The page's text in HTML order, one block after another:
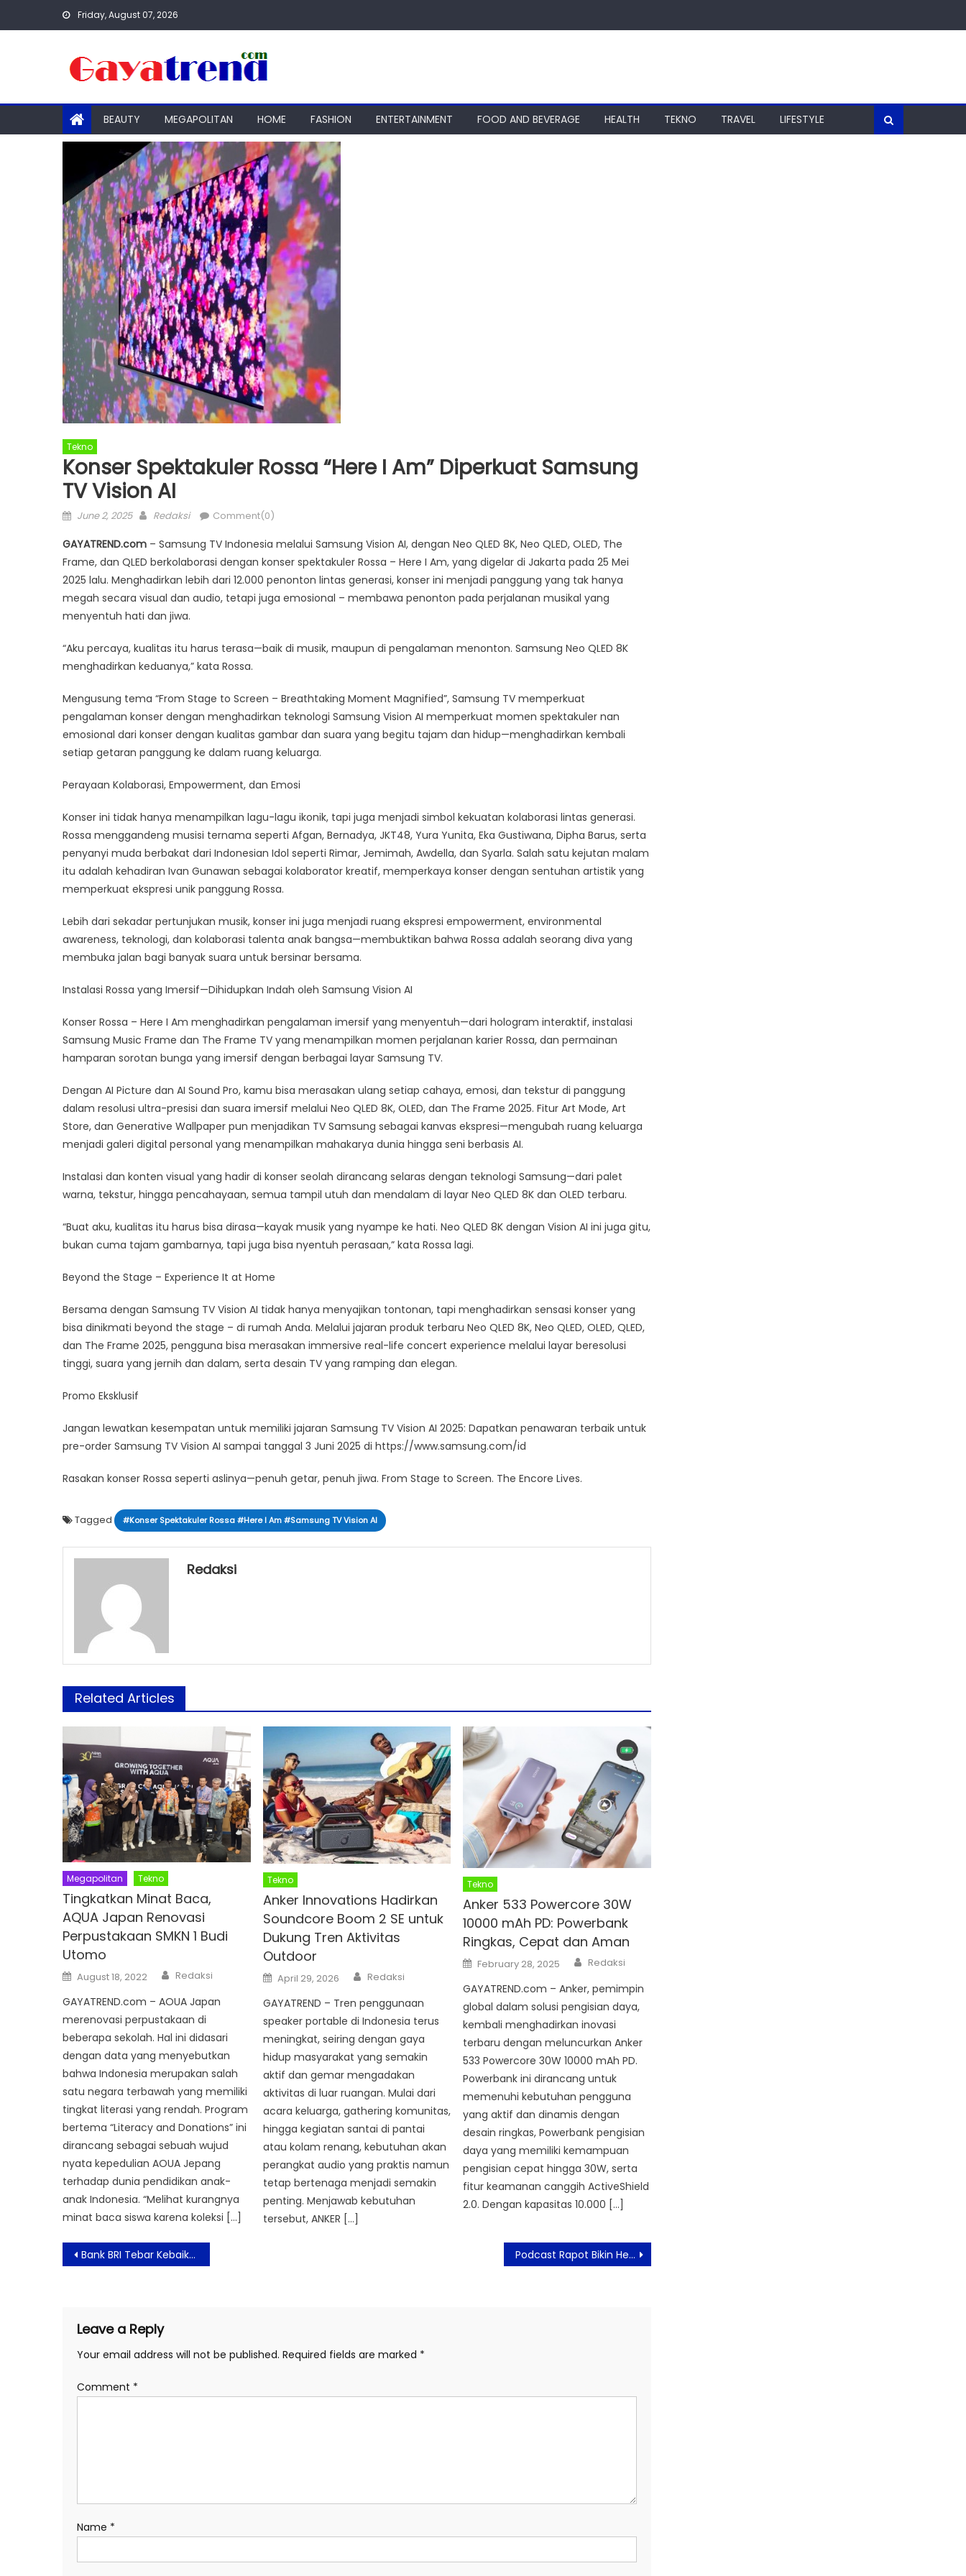
Friday, August 07, 2026
BEAUTY MEGAPOLITAN HOME FASHION ENTERTAINMENT FOOD AND BEVERAGE HEALTH TEKNO TRAVEL LIFESTYLE
Tekno
Konser Spektakuler Rossa “Here I Am” Diperkuat Samsung
TV Vision AI
Posted
June 2, 2025 Author
Redaksi Comment(0)
GAYATREND.com – Samsung TV Indonesia melalui Samsung Vision AI, dengan Neo QLED 8K, Neo QLED, OLED, The
Frame, dan QLED berkolaborasi dengan konser spektakuler Rossa – Here I Am, yang digelar di Jakarta pada 25 Mei
2025 lalu. Menghadirkan lebih dari 12.000 penonton lintas generasi, konser ini menjadi panggung yang tak hanya
megah secara visual dan audio, tetapi juga emosional – membawa penonton pada perjalanan musikal yang
menyentuh hati dan jiwa.
“Aku percaya, kualitas itu harus terasa—baik di musik, maupun di pengalaman menonton. Samsung Neo QLED 8K
menghadirkan keduanya,” kata Rossa.
Mengusung tema “From Stage to Screen – Breathtaking Moment Magnified”, Samsung TV memperkuat
pengalaman konser dengan menghadirkan teknologi Samsung Vision AI memperkuat momen spektakuler nan
emosional dari konser dengan kualitas gambar dan suara yang begitu tajam dan hidup—menghadirkan kembali
setiap getaran panggung ke dalam ruang keluarga.
Perayaan Kolaborasi, Empowerment, dan Emosi
Konser ini tidak hanya menampilkan lagu-lagu ikonik, tapi juga menjadi simbol kekuatan kolaborasi lintas generasi.
Rossa menggandeng musisi ternama seperti Afgan, Bernadya, JKT48, Yura Yunita, Eka Gustiwana, Dipha Barus, serta
penyanyi muda berbakat dari Indonesian Idol seperti Rimar, Jemimah, Awdella, dan Syarla. Salah satu kejutan malam
itu adalah kehadiran Ivan Gunawan sebagai kolaborator kreatif, memperkaya konser dengan sentuhan artistik yang
memperkuat ekspresi unik panggung Rossa.
Lebih dari sekadar pertunjukan musik, konser ini juga menjadi ruang ekspresi empowerment, environmental
awareness, teknologi, dan kolaborasi talenta anak bangsa—membuktikan bahwa Rossa adalah seorang diva yang
membuka jalan bagi banyak suara untuk bersinar bersama.
Instalasi Rossa yang Imersif—Dihidupkan Indah oleh Samsung Vision AI
Konser Rossa – Here I Am menghadirkan pengalaman imersif yang menyentuh—dari hologram interaktif, instalasi
Samsung Music Frame dan The Frame TV yang menampilkan momen perjalanan karier Rossa, dan permainan
hamparan sorotan bunga yang imersif dengan berbagai layar Samsung TV.
Dengan AI Picture dan AI Sound Pro, kamu bisa merasakan ulang setiap cahaya, emosi, dan tekstur di panggung
dalam resolusi ultra-presisi dan suara imersif melalui Neo QLED 8K, OLED, dan The Frame 2025. Fitur Art Mode, Art
Store, dan Generative Wallpaper pun menjadikan TV Samsung sebagai kanvas ekspresi—mengubah ruang keluarga
menjadi galeri digital personal yang menampilkan mahakarya dunia hingga seni berbasis AI.
Instalasi dan konten visual yang hadir di konser seolah dirancang selaras dengan teknologi Samsung—dari palet
warna, tekstur, hingga pencahayaan, semua tampil utuh dan mendalam di layar Neo QLED 8K dan OLED terbaru.
“Buat aku, kualitas itu harus bisa dirasa—kayak musik yang nyampe ke hati. Neo QLED 8K dengan Vision AI ini juga gitu,
bukan cuma tajam gambarnya, tapi juga bisa nyentuh perasaan,” kata Rossa lagi.
Beyond the Stage – Experience It at Home
Bersama dengan Samsung TV Vision AI tidak hanya menyajikan tontonan, tapi menghadirkan sensasi konser yang
bisa dinikmati beyond the stage – di rumah Anda. Melalui jajaran produk terbaru Neo QLED 8K, Neo QLED, OLED, QLED,
dan The Frame 2025, pengguna bisa merasakan immersive real-life concert experience melalui layar beresolusi
tinggi, suara yang jernih dan dalam, serta desain TV yang ramping dan elegan.
Promo Eksklusif
Jangan lewatkan kesempatan untuk memiliki jajaran Samsung TV Vision AI 2025: Dapatkan penawaran terbaik untuk
pre-order Samsung TV Vision AI sampai tanggal 3 Juni 2025 di https://www.samsung.com/id
Rasakan konser Rossa seperti aslinya—penuh getar, penuh jiwa. From Stage to Screen. The Encore Lives.
Tagged #Konser Spektakuler Rossa #Here I Am #Samsung TV Vision AI
Redaksi
Related Articles
Megapolitan Tekno
Tingkatkan Minat Baca,
AQUA Japan Renovasi
Perpustakaan SMKN 1 Budi
Utomo
Posted
on
August 18, 2022 Author
Redaksi
GAYATREND.com – AOUA Japan
merenovasi perpustakaan di
beberapa sekolah. Hal ini didasari
dengan data yang menyebutkan
bahwa Indonesia merupakan salah
satu negara terbawah yang memiliki
tingkat literasi yang rendah. Program
bertema “Literacy and Donations” ini
dirancang sebagai sebuah wujud
nyata kepedulian AOUA Jepang
terhadap dunia pendidikan anak-
anak Indonesia. “Melihat kurangnya
minat baca siswa karena koleksi […]
Tekno
Anker Innovations Hadirkan
Soundcore Boom 2 SE untuk
Dukung Tren Aktivitas
Outdoor
Posted
on
April 29, 2026 Author
Redaksi
GAYATREND – Tren penggunaan
speaker portable di Indonesia terus
meningkat, seiring dengan gaya
hidup masyarakat yang semakin
aktif dan gemar mengadakan
aktivitas di luar ruangan. Mulai dari
acara keluarga, gathering komunitas,
hingga kegiatan santai di pantai
atau kolam renang, kebutuhan akan
perangkat audio yang praktis namun
tetap bertenaga menjadi semakin
penting. Menjawab kebutuhan
tersebut, ANKER […]
Tekno
Anker 533 Powercore 30W
10000 mAh PD: Powerbank
Ringkas, Cepat dan Aman
Posted
on
February 28, 2025 Author
Redaksi
GAYATREND.com – Anker, pemimpin
global dalam solusi pengisian daya,
kembali menghadirkan inovasi
terbaru dengan meluncurkan Anker
533 Powercore 30W 10000 mAh PD.
Powerbank ini dirancang untuk
memenuhi kebutuhan pengguna
yang aktif dan dinamis dengan
desain ringkas, Powerbank pengisian
daya yang memiliki kemampuan
pengisian cepat hingga 30W, serta
fitur keamanan canggih ActiveShield
2.0. Dengan kapasitas 10.000 […]
Post
navigation
Bank BRI Tebar Kebaikan Dengan Berbagi Sedekah di Hari Jumat Berkah Podcast Rapot Bikin Heboh, The Lantis Bikin Haru, Musikal Keluarga Cemara 2025 Tambah Warna Baru!
Leave a Reply
Your email address will not be published. Required fields are marked *
Comment *
Name *